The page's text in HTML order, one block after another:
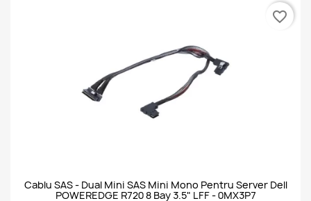
Cablu SAS - Dual Mini SAS Mini Mono Pentru Server Dell
POWEREDGE R720 8 Bay 3.5" LFF - 0MX3P7
favorite_border